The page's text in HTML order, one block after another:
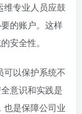
维专业人员应鼓
的账户。这样
安全性。
可以保护系统不
意识和实践是
也是保障公司业